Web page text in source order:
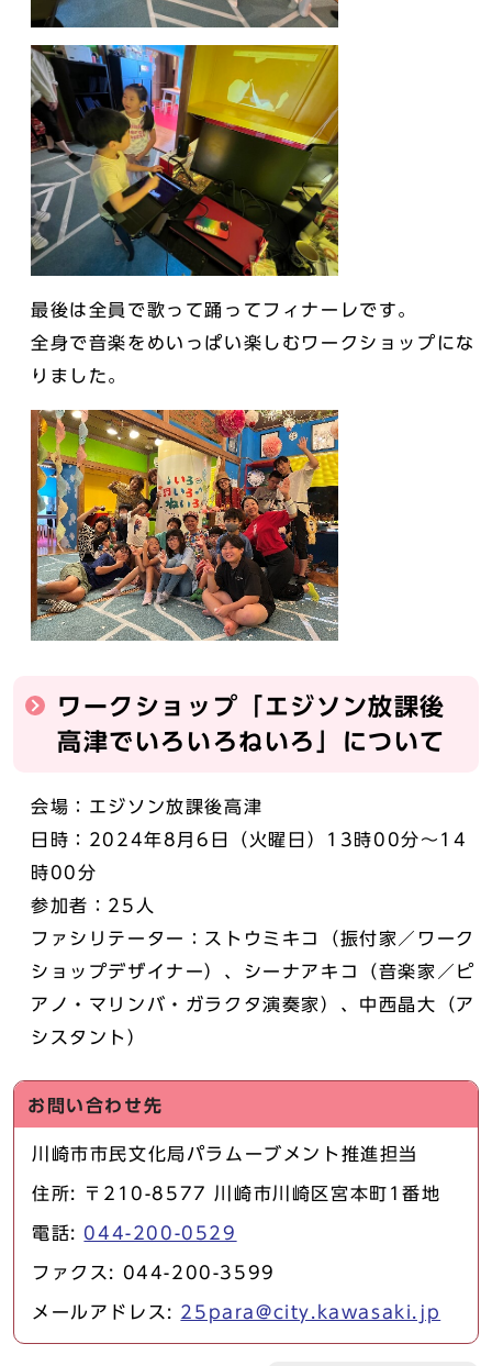
最後は全員で歌って踊ってフィナーレです。
全身で音楽をめいっぱい楽しむワークショップにな
りました。
ワークショップ「エジソン放課後
高津でいろいろねいろ」について
会場：エジソン放課後高津
日時：2024年8月6日（火曜日）13時00分～14
時00分
参加者：25人
ファシリテーター：ストウミキコ（振付家／ワーク
ショップデザイナー）、シーナアキコ（音楽家／ピ
アノ・マリンバ・ガラクタ演奏家）、中西晶大（ア
シスタント）
お問い合わせ先
川崎市市民文化局パラムーブメント推進担当
住所: 〒210-8577 川崎市川崎区宮本町1番地
電話: 044-200-0529
ファクス: 044-200-3599
メールアドレス: 25para@city.kawasaki.jp